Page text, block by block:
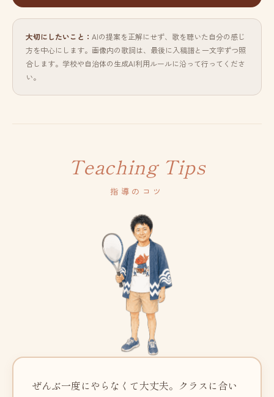
大切にしたいこと： AIの提案を正解にせず、歌を聴いた自分の感じ
方を中心にします。画像内の歌詞は、最後に入稿譜と一文字ずつ照
合します。学校や自治体の生成AI利用ルールに沿って行ってくださ
い。
Teaching Tips
指導のコツ
ぜんぶ一度にやらなくて大丈夫。クラスに合い